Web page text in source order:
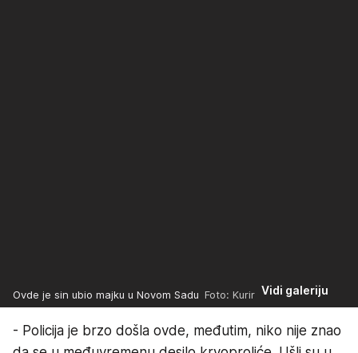
Vidi galeriju
Ovde je sin ubio majku u Novom Sadu Foto: Kurir
- Policija je brzo došla ovde, međutim, niko nije znao